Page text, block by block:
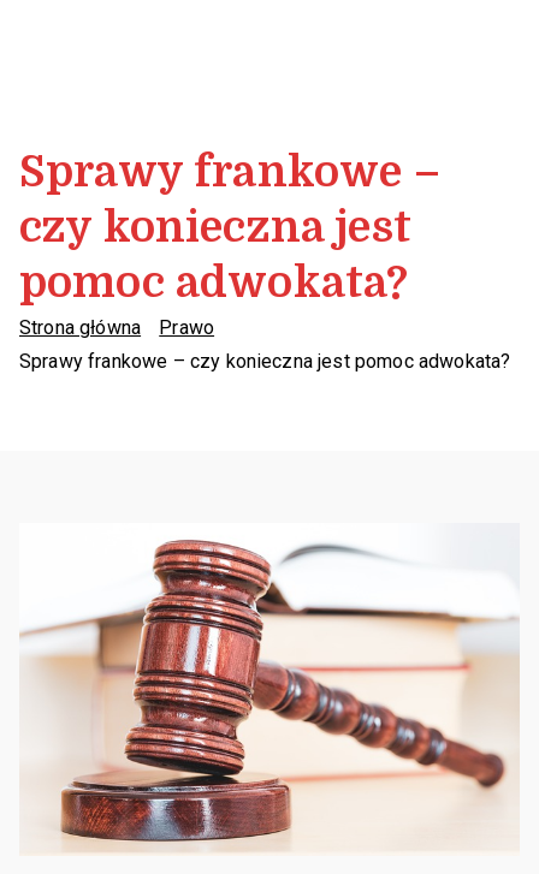
Sprawy frankowe –
czy konieczna jest
pomoc adwokata?
Strona główna
Prawo
Sprawy frankowe – czy konieczna jest pomoc adwokata?